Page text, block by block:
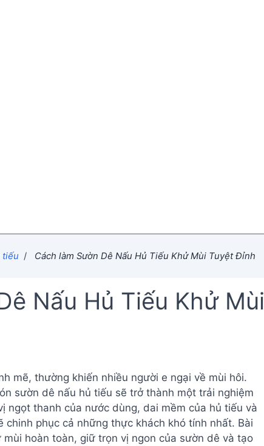
tiếu / Cách làm Sườn Dê Nấu Hủ Tiếu Khử Mùi Tuyệt Đỉnh
Nấu Hủ Tiếu Khử Mùi
mẽ, thường khiến nhiều người e ngại về mùi hôi.
sườn dê nấu hủ tiếu sẽ trở thành một trải nghiệm
ngọt thanh của nước dùng, dai mềm của hủ tiếu và
phục cả những thực khách khó tính nhất. Bài
hoàn toàn, giữ trọn vị ngon của sườn dê và tạo